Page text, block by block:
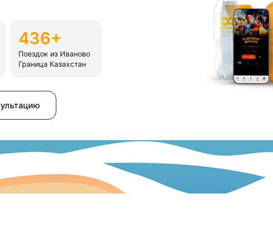
436+
Поездок из Иваново
Граница Казахстан